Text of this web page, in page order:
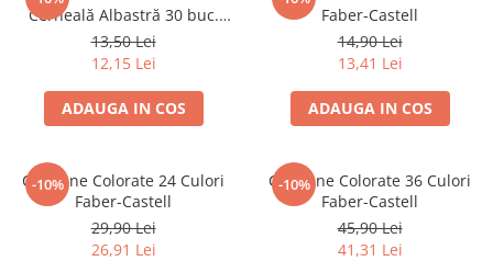
Suporturi și organizatoare de birou
Caiete și Blocuri
Blocnotesuri
Blocuri de desen
Caiete Biologie
Caiete cu Spirală
Caiete Dictando
Caiete Geografie
Caiete Matematica
Cerneală Albastră 30 buc.
Faber-Castell
13,50 Lei
12,15 Lei
ADAUGA IN COS
Faber-Castell
14,90 Lei
13,41 Lei
ADAUGA IN COS
-10%
Creioane Colorate 24 Culori
Faber-Castell
29,90 Lei
26,91 Lei
-10%
Creioane Colorate 36 Culori
Faber-Castell
45,90 Lei
41,31 Lei